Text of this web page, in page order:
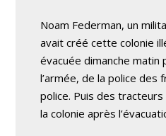
Noam Federman, un
avait créé cette colonie
évacuée dimanche
l’armée, de la police des
police. Puis des
la colonie après